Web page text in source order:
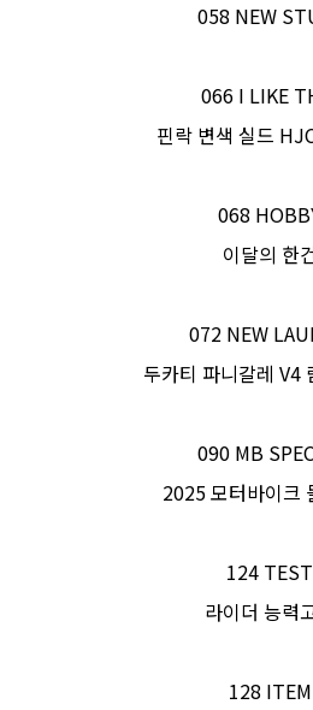
058 NEW
066 I LIKE
핀락 변색 실드
068
이달의 한
072 NEW
두카티 파니갈레 V4
090 MB
2025 모터바이크
124 TEST
라이더 능력
128 ITEM